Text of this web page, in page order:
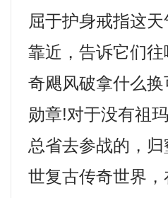
屈于护身戒指这
靠近，告诉它们
奇飓风破拿什么
勋章!对于没有祖
总省去参战的，
世复古传奇世界